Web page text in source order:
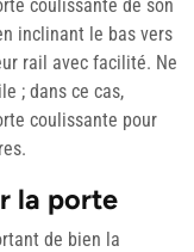
coulissante de son
inclinant le bas vers
rail avec facilité. Ne
; dans ce cas,
coulissante pour
la porte
de bien la